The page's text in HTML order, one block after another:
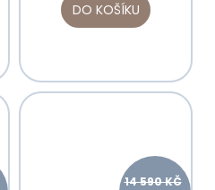
DO KOŠÍKU
14 590 KČ